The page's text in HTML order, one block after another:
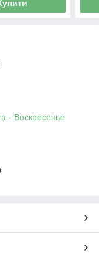
- Воскресенье